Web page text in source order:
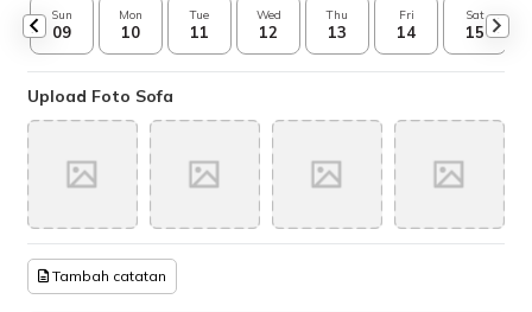
Sun
09
Mon
10
Tue
11
Wed
12
Thu
13
Fri
14
Sat
15
Upload Foto Sofa
Tambah catatan